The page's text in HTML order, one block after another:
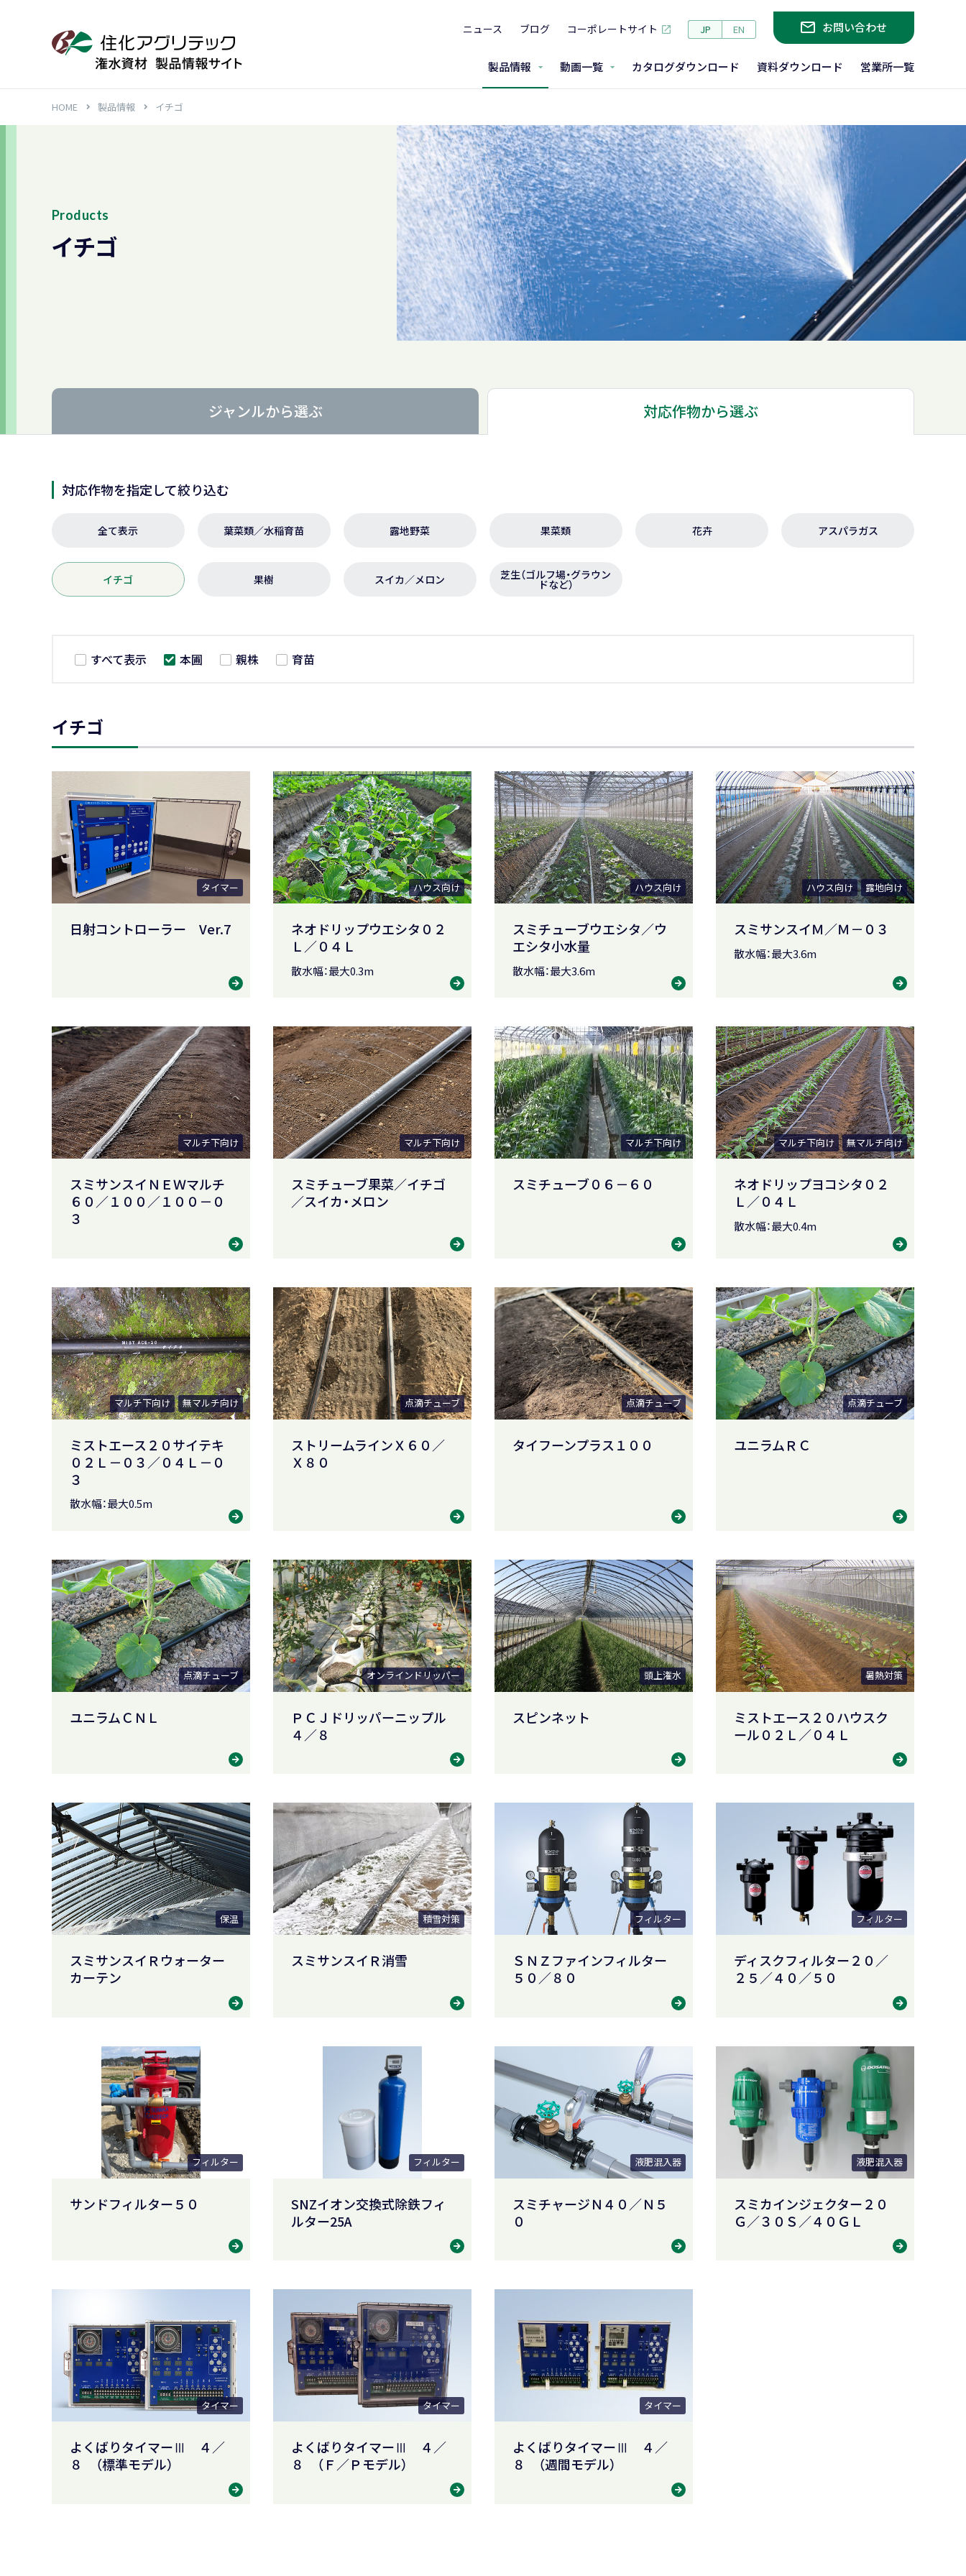
お問い合わせ
製品情報 動画一覧 カタログダウンロード 資料ダウンロード 営業所一覧
ニュース ブログ コーポレートサイト JP EN
HOME 製品情報 イチゴ
Products
イチゴ
ジャンルから選ぶ 対応作物から選ぶ
対応作物を指定して絞り込む
全て表示 葉菜類／水稲育苗 露地野菜 果菜類 花卉 アスパラガス
イチゴ 果樹 スイカ／メロン 芝生（ゴルフ場・グラウン
ドなど）
すべて表示 本圃 親株 育苗
イチゴ
タイマー
日射コントローラー Ver.7
ハウス向け
ネオドリップウエシタ０２
Ｌ／０４Ｌ
散水幅：最大0.3m
ハウス向け
スミチューブウエシタ／ウ
エシタ小水量
散水幅：最大3.6m
ハウス向け 露地向け
スミサンスイＭ／Ｍ－０３
散水幅：最大3.6m
マルチ下向け
スミサンスイＮＥＷマルチ
６０／１００／１００－０
３
マルチ下向け
スミチューブ果菜／イチゴ
／スイカ・メロン
マルチ下向け
スミチューブ０６－６０
マルチ下向け 無マルチ向け
ネオドリップヨコシタ０２
Ｌ／０４Ｌ
散水幅：最大0.4m
マルチ下向け 無マルチ向け
ミストエース２０サイテキ
０２Ｌ－０３／０４Ｌ－０
３
散水幅：最大0.5m
点滴チューブ
ストリームラインＸ６０／
Ｘ８０
点滴チューブ
タイフーンプラス１００
点滴チューブ
ユニラムＲＣ
点滴チューブ
ユニラムＣＮＬ
オンラインドリッパー
ＰＣＪドリッパーニップル
４／８
頭上潅水
スピンネット
暑熱対策
ミストエース２０ハウスク
ール０２Ｌ／０４Ｌ
保温
スミサンスイＲウォーター
カーテン
積雪対策
スミサンスイＲ消雪
フィルター
ＳＮＺファインフィルター
５０／８０
フィルター
ディスクフィルター２０／
２５／４０／５０
フィルター
サンドフィルター５０
フィルター
SNZイオン交換式除鉄フィ
ルター25A
液肥混入器
スミチャージＮ４０／Ｎ５
０
液肥混入器
スミカインジェクター２０
Ｇ／３０Ｓ／４０ＧＬ
タイマー
よくばりタイマーⅢ ４／
８ （標準モデル）
タイマー
よくばりタイマーⅢ ４／
８ （Ｆ／Ｐモデル）
タイマー
よくばりタイマーⅢ ４／
８ （週間モデル）